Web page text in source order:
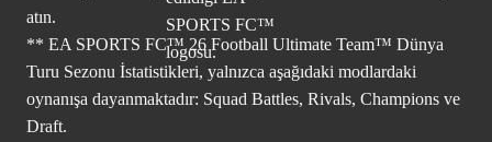
atın.
** EA SPORTS FC™ 26 Football Ultimate Team™ Dünya
Turu Sezonu İstatistikleri, yalnızca aşağıdaki modlardaki
oynanışa dayanmaktadır: Squad Battles, Rivals, Champions ve
Draft.